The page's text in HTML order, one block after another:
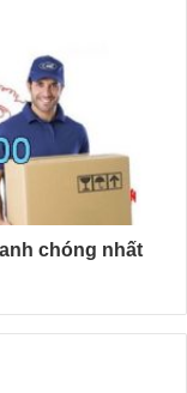
chóng nhất